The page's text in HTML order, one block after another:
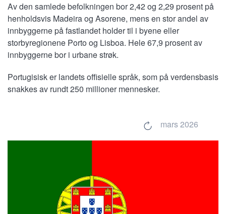
Av den samlede befolkningen bor 2,42 og 2,29 prosent på
henholdsvis Madeira og Asorene, mens en stor andel av
innbyggerne på fastlandet holder til i byene eller
storbyregionene Porto og Lisboa. Hele 67,9 prosent av
innbyggerne bor i urbane strøk.
Portugisisk er landets offisielle språk, som på verdensbasis
snakkes av rundt 250 millioner mennesker.
mars 2026